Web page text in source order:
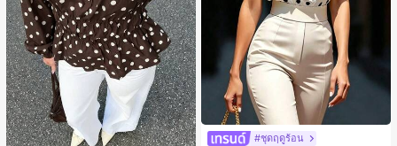
#ชุดฤดูร้อน